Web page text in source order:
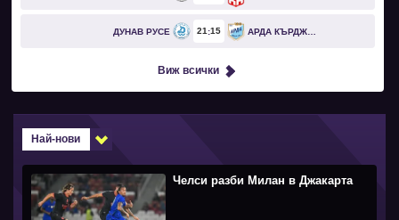
ДУНАВ РУСЕ 21 15 АРДА КЪРДЖАЛИ
Виж всички
Най-нови
Челси разби Милан в Джакарта